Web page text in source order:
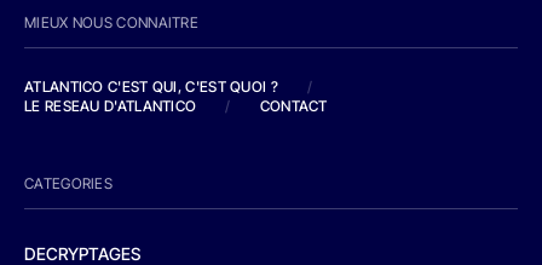
MIEUX NOUS CONNAITRE
ATLANTICO C'EST QUI, C'EST QUOI ?
/
LE RESEAU D'ATLANTICO
/ CONTACT
CATEGORIES
DECRYPTAGES